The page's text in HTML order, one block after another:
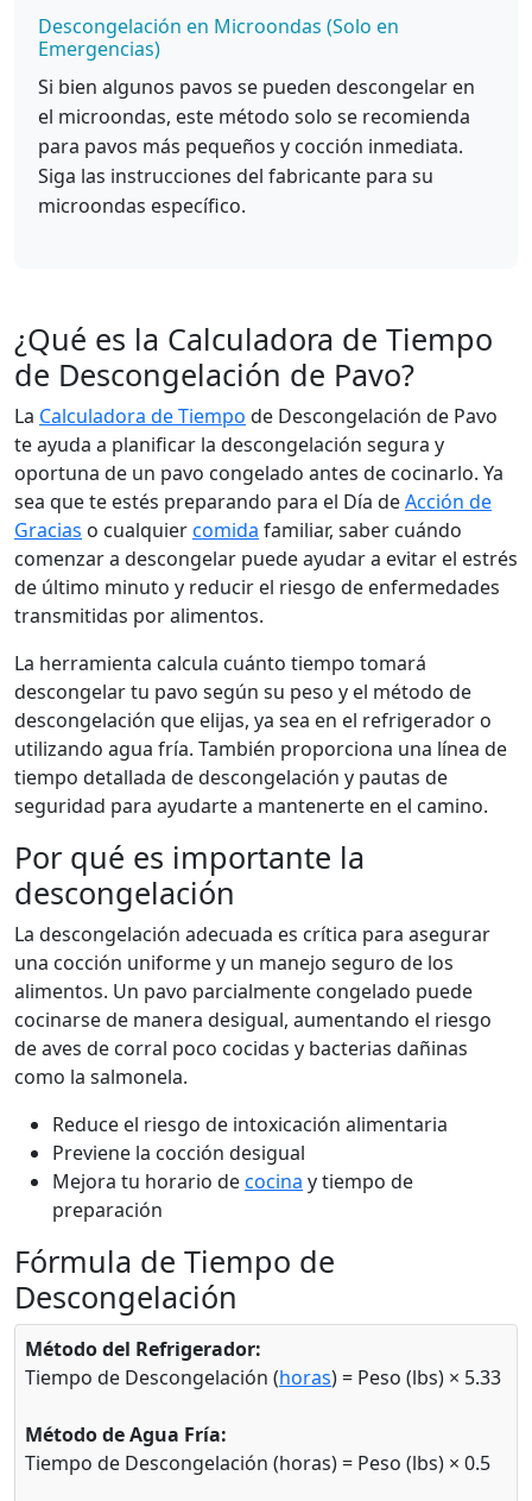
Descongelación en Microondas (Solo en
Emergencias)
Si bien algunos pavos se pueden descongelar en
el microondas, este método solo se recomienda
para pavos más pequeños y cocción inmediata.
Siga las instrucciones del fabricante para su
microondas específico.
¿Qué es la Calculadora de Tiempo
de Descongelación de Pavo?
La Calculadora de Tiempo de Descongelación de Pavo
te ayuda a planificar la descongelación segura y
oportuna de un pavo congelado antes de cocinarlo. Ya
sea que te estés preparando para el Día deAcción de
Gracias o cualquiercomida familiar, saber cuándo
comenzar a descongelar puede ayudar a evitar el estrés
de último minuto y reducir el riesgo de enfermedades
transmitidas por alimentos.
La herramienta calcula cuánto tiempo tomará
descongelar tu pavo según su peso y el método de
descongelación que elijas, ya sea en el refrigerador o
utilizando agua fría. También proporciona una línea de
tiempo detallada de descongelación y pautas de
seguridad para ayudarte a mantenerte en el camino.
Por qué es importante la
descongelación
La descongelación adecuada es crítica para asegurar
una cocción uniforme y un manejo seguro de los
alimentos. Un pavo parcialmente congelado puede
cocinarse de manera desigual, aumentando el riesgo
de aves de corral poco cocidas y bacterias dañinas
como la salmonela.
Reduce el riesgo de intoxicación alimentaria
Previene la cocción desigual
Mejora tu horario decocina y tiempo de
preparación
Fórmula de Tiempo de
Descongelación
Método del Refrigerador:
Tiempo de Descongelación (horas) = Peso (lbs) × 5.33
Método de Agua Fría:
Tiempo de Descongelación (horas) = Peso (lbs) × 0.5